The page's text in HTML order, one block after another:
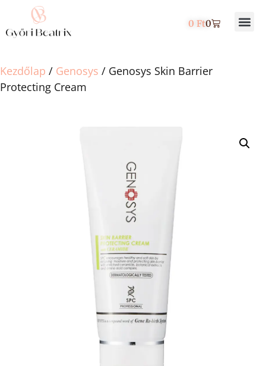
0 Ft0
Kezdőlap / Genosys / Genosys Skin Barrier
Protecting Cream